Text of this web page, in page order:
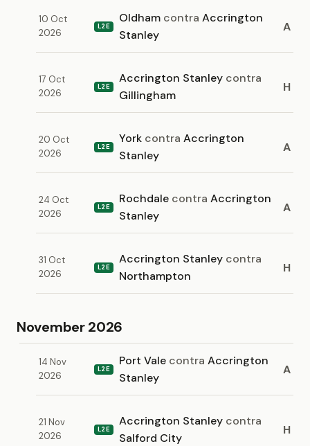
10 Oct
2026
L2E
Oldham contra Accrington
Stanley
A
17 Oct
2026
L2E
Accrington Stanley contra
Gillingham
H
20 Oct
2026
L2E
York contra Accrington
Stanley
A
24 Oct
2026
L2E
Rochdale contra Accrington
Stanley
A
31 Oct
2026
L2E
Accrington Stanley contra
Northampton
H
November 2026
14 Nov
2026
L2E
Port Vale contra Accrington
Stanley
A
21 Nov
2026
L2E
Accrington Stanley contra
Salford City
H